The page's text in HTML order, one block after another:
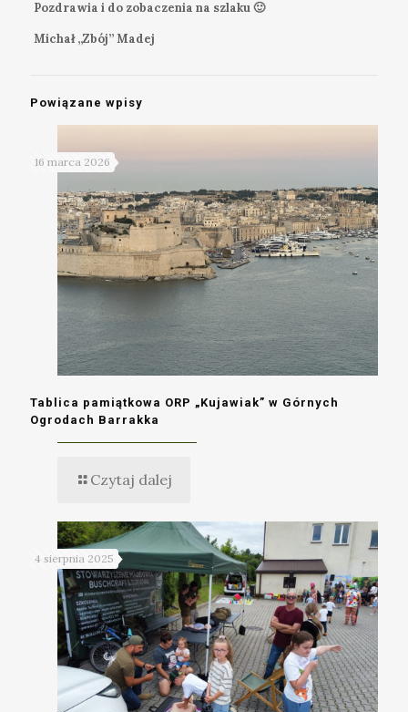
Pozdrawia i do zobaczenia na szlaku 🙂
Michał „Zbój” Madej
Powiązane wpisy
16 marca 2026
Tablica pamiątkowa ORP „Kujawiak” w Górnych
Ogrodach Barrakka
Czytaj dalej
4 sierpnia 2025